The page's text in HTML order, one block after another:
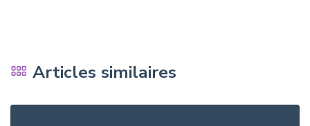
Articles similaires